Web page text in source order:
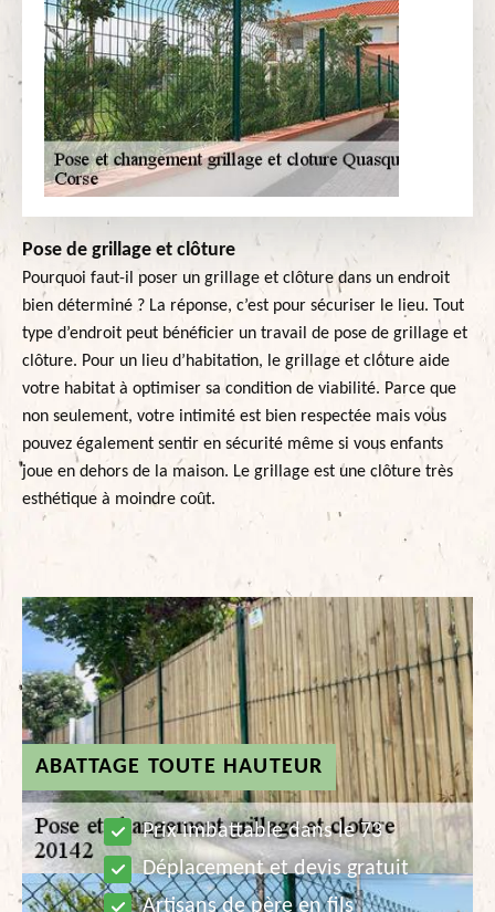
ABATTAGE TOUTE HAUTEUR
Prix imbattable dans le 73
Déplacement et devis gratuit
Artisans de père en fils
Pose de grillage et clôture
Pourquoi faut-il poser un grillage et clôture dans un endroit
bien déterminé ? La réponse, c’est pour sécuriser le lieu. Tout
type d’endroit peut bénéficier un travail de pose de grillage et
clôture. Pour un lieu d’habitation, le grillage et clôture aide
votre habitat à optimiser sa condition de viabilité. Parce que
non seulement, votre intimité est bien respectée mais vous
pouvez également sentir en sécurité même si vous enfants
joue en dehors de la maison. Le grillage est une clôture très
esthétique à moindre coût.